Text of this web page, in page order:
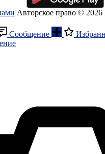
Авторское право © 2026
Сообщение